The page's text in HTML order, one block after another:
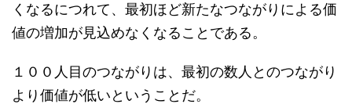
くなるにつれて、最初ほど新たなつながりによる価
値の増加が見込めなくなることである。
１００人目のつながりは、最初の数人とのつながり
より価値が低いということだ。